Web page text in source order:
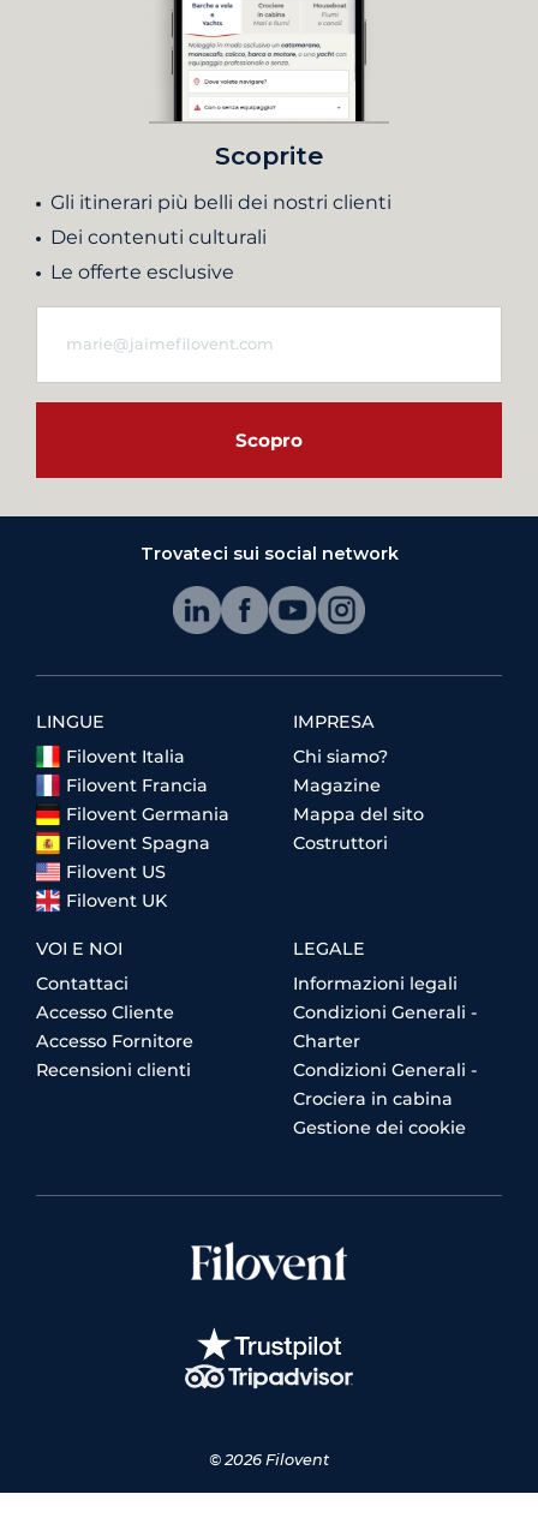
Scoprite
Gli itinerari più belli dei nostri clienti
Dei contenuti culturali
Le offerte esclusive
Scopro
Trovateci sui social network
LINGUE
Filovent Italia
Filovent Francia
Filovent Germania
Filovent Spagna
Filovent US
Filovent UK
IMPRESA
Chi siamo?
Magazine
Mappa del sito
Costruttori
VOI E NOI
Contattaci
Accesso Cliente
Accesso Fornitore
Recensioni clienti
LEGALE
Informazioni legali
Condizioni Generali -
Charter
Condizioni Generali -
Crociera in cabina
Gestione dei cookie
© 2026 Filovent